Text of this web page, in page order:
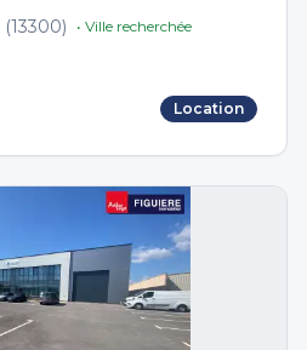
(13300) • Ville recherchée
Location